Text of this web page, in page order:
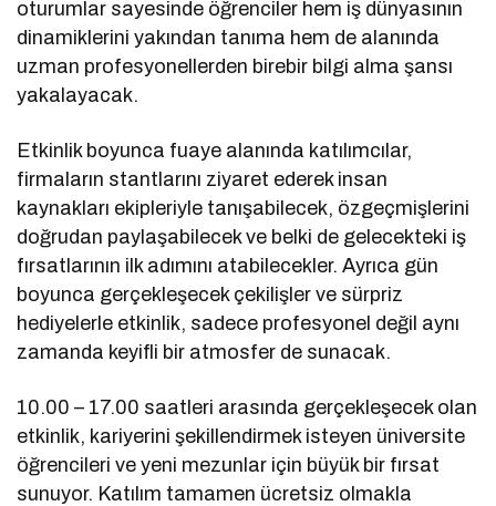
oturumlar sayesinde öğrenciler hem iş dünyasının
dinamiklerini yakından tanıma hem de alanında
uzman profesyonellerden birebir bilgi alma şansı
yakalayacak.
Etkinlik boyunca fuaye alanında katılımcılar,
firmaların stantlarını ziyaret ederek insan
kaynakları ekipleriyle tanışabilecek, özgeçmişlerini
doğrudan paylaşabilecek ve belki de gelecekteki iş
fırsatlarının ilk adımını atabilecekler. Ayrıca gün
boyunca gerçekleşecek çekilişler ve sürpriz
hediyelerle etkinlik, sadece profesyonel değil aynı
zamanda keyifli bir atmosfer de sunacak.
10.00 – 17.00 saatleri arasında gerçekleşecek olan
etkinlik, kariyerini şekillendirmek isteyen üniversite
öğrencileri ve yeni mezunlar için büyük bir fırsat
sunuyor. Katılım tamamen ücretsiz olmakla